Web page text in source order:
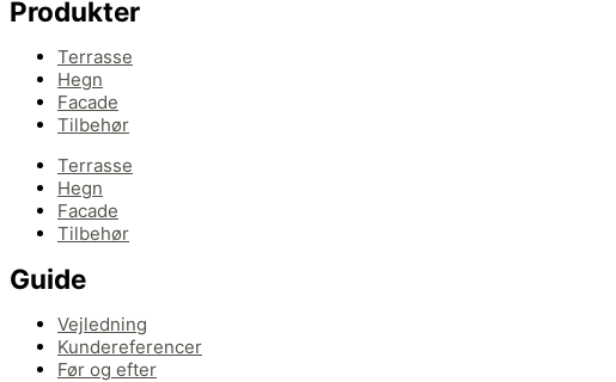
Produkter
Terrasse
Hegn
Facade
Tilbehør
Terrasse
Hegn
Facade
Tilbehør
Guide
Vejledning
Kundereferencer
Før og efter